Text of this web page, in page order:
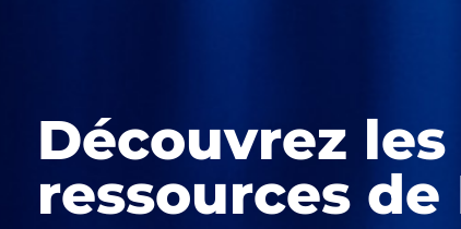
Découvrez les
ressources